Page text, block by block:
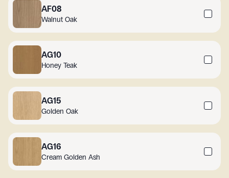
AF08
Walnut Oak
AG10
Honey Teak
AG15
Golden Oak
AG16
Cream Golden Ash